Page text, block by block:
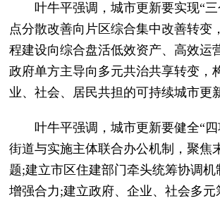
叶牛平强调，城市更新要实现“三
点分散改善向片区综合集中改善转变
程建设向综合盘活低效资产、高效运
政府单方主导向多元共治共享转变，
业、社会、居民共担的可持续城市更
叶牛平强调，城市更新要健全“四
街道与实施主体联合办公机制，聚焦
题;建立市区住建部门牵头统筹协调机
增强合力;建立政府、企业、社会多元